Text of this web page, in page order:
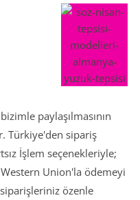
paylaşılmasının
Türkiye'den sipariş
İşlem seçenekleriyle;
Union'la ödemeyi
özenle